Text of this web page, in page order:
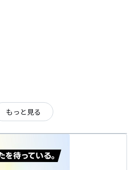
もっと見る